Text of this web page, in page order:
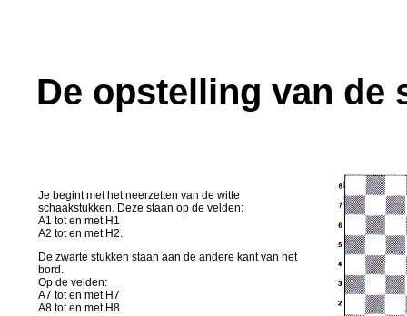
De opstelling van de
Je begint met het neerzetten van de witte
schaakstukken. Deze staan op de velden:
A1 tot en met H1
A2 tot en met H2.
De zwarte stukken staan aan de andere kant van het
bord.
Op de velden:
A7 tot en met H7
A8 tot en met H8